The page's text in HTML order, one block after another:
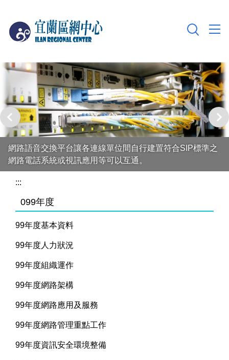
主
容
網路語音交換平台讓各連線單位間自行建置符合SIP標準之
網路電話系統或視訊應用等可以互通。
:::
099年度
99年度基本資料
99年度人力狀況
99年度組織運作
99年度網路架構
99年度網路應用及服務
99年度網路管理重點工作
99年度資訊安全環境整備